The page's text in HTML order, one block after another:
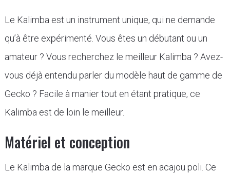
Le Kalimba est un instrument unique, qui ne demande
qu’à être expérimenté. Vous êtes un débutant ou un
amateur ? Vous recherchez le meilleur Kalimba ? Avez-
vous déjà entendu parler du modèle haut de gamme de
Gecko ? Facile à manier tout en étant pratique, ce
Kalimba est de loin le meilleur.
Matériel et conception
Le Kalimba de la marque Gecko est en acajou poli. Ce